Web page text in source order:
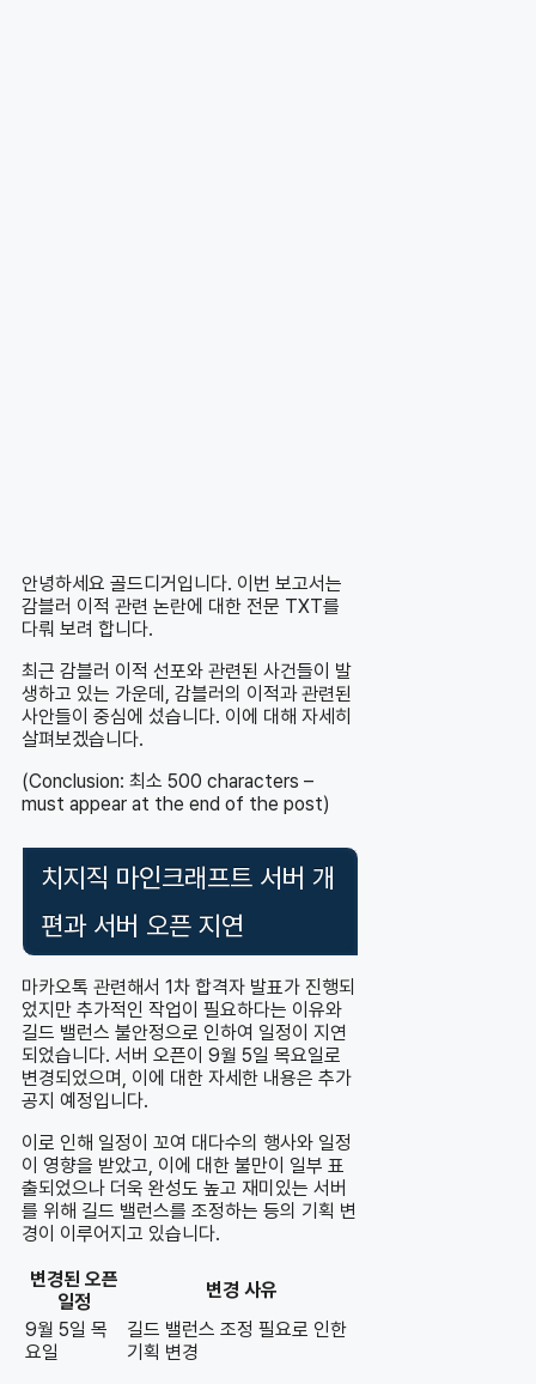
안녕하세요 골드디거입니다. 이번 보고서는
감블러 이적 관련 논란에 대한 전문 TXT를
다뤄 보려 합니다.
최근 감블러 이적 선포와 관련된 사건들이 발
생하고 있는 가운데, 감블러의 이적과 관련된
사안들이 중심에 섰습니다. 이에 대해 자세히
살펴보겠습니다.
(Conclusion: 최소 500 characters –
must appear at the end of the post)
치지직 마인크래프트 서버 개
편과 서버 오픈 지연
마카오톡 관련해서 1차 합격자 발표가 진행되
었지만 추가적인 작업이 필요하다는 이유와
길드 밸런스 불안정으로 인하여 일정이 지연
되었습니다. 서버 오픈이 9월 5일 목요일로
변경되었으며, 이에 대한 자세한 내용은 추가
공지 예정입니다.
이로 인해 일정이 꼬여 대다수의 행사와 일정
이 영향을 받았고, 이에 대한 불만이 일부 표
출되었으나 더욱 완성도 높고 재미있는 서버
를 위해 길드 밸런스를 조정하는 등의 기획 변
경이 이루어지고 있습니다.
변경된 오픈
일정
변경 사유
9월 5일 목
요일
길드 밸런스 조정 필요로 인한
기획 변경